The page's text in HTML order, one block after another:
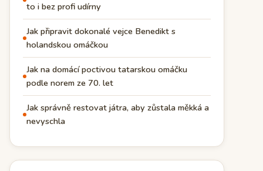
to i bez profi udírny
Jak připravit dokonalé vejce Benedikt s
holandskou omáčkou
Jak na domácí poctivou tatarskou omáčku
podle norem ze 70. let
Jak správně restovat játra, aby zůstala měkká a
nevyschla